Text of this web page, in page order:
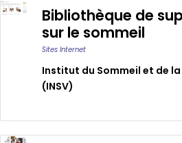
Bibliothèque de
sur le sommeil
Sites Internet
Institut du Sommeil et de
(INSV)